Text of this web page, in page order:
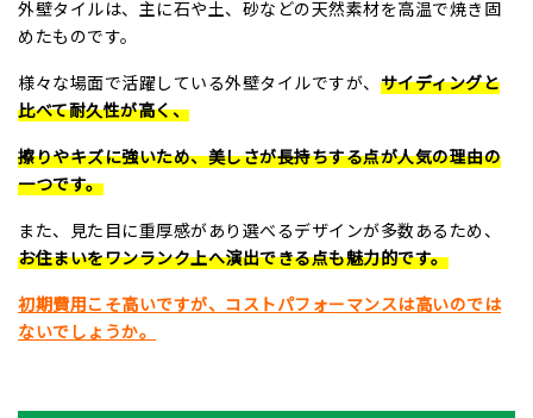
外壁タイルは、主に石や土、砂などの天然素材を高温で焼き固
めたものです。
様々な場面で活躍している外壁タイルですが、 サイディングと
比べて耐久性が高く、
擦りやキズに強いため、美しさが長持ちする点が人気の理由の
一つです。
また、見た目に重厚感があり選べるデザインが多数あるため、
お住まいをワンランク上へ演出できる点も魅力的です。
初期費用こそ高いですが、コストパフォーマンスは高いのでは
ないでしょうか。